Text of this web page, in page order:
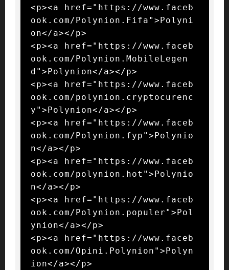
<p><a href="https://www.faceb
ook.com/Polynion.Fifa">Polyni
on</a></p>
<p><a href="https://www.faceb
ook.com/Polynion.MobileLegen
d">Polynion</a></p>
<p><a href="https://www.faceb
ook.com/polynion.cryptocurenc
y">Polynion</a></p>
<p><a href="https://www.faceb
ook.com/Polynion.fyp">Polynio
n</a></p>
<p><a href="https://www.faceb
ook.com/polynion.hot">Polynio
n</a></p>
<p><a href="https://www.faceb
ook.com/Polynion.populer">Pol
ynion</a></p>
<p><a href="https://www.faceb
ook.com/Opini.Polynion">Polyn
ion</a></p>